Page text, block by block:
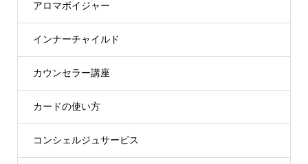
アロマボイジャー
インナーチャイルド
カウンセラー講座
カードの使い方
コンシェルジュサービス